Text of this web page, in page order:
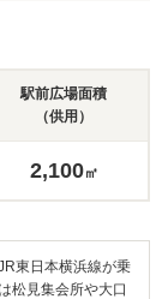
駅前広場面積
（供用）
2,100㎡
東日本横浜線が乗
松見集会所や大口